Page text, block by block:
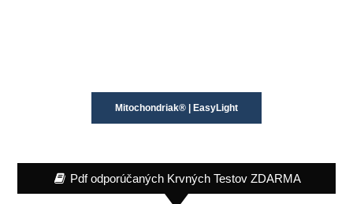
Mitochondriak® | EasyLight
Pdf odporúčaných Krvných Testov ZDARMA